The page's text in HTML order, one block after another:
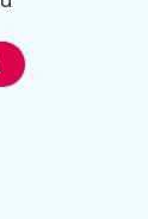
Hledat